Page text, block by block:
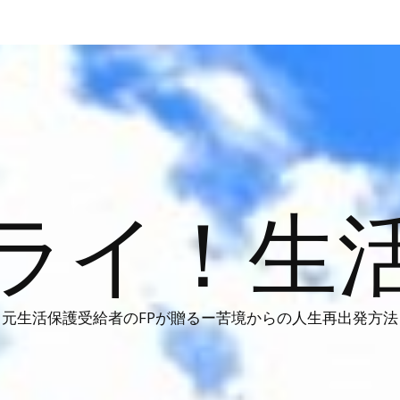
イ！生
元生活保護受給者のFPが贈るー苦境からの人生再出発方法